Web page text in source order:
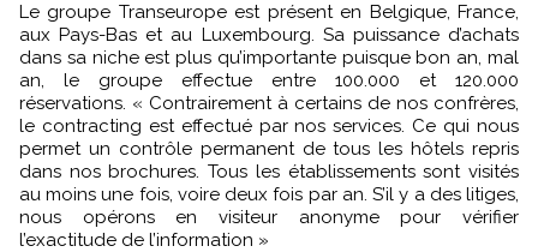
Le groupe Transeurope est présent en Belgique, France,
aux Pays-Bas et au Luxembourg. Sa puissance d’achats
dans sa niche est plus qu’importante puisque bon an, mal
an, le groupe effectue entre 100.000 et 120.000
réservations. « Contrairement à certains de nos confrères,
le contracting est effectué par nos services. Ce qui nous
permet un contrôle permanent de tous les hôtels repris
dans nos brochures. Tous les établissements sont visités
au moins une fois, voire deux fois par an. S’il y a des litiges,
nous opérons en visiteur anonyme pour vérifier
l’exactitude de l’information »